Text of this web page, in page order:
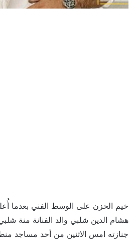
خيم الحزن على الوسط الفني بعدما
هشام الدين شلبي والد الفنانة منة
جنازته امس الاثنين من أحد مساجد